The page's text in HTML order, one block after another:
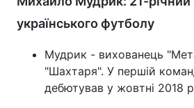
українського футболу
Мудрик - вихованець
"Шахтаря". У першій
дебютував у жовтні 2018